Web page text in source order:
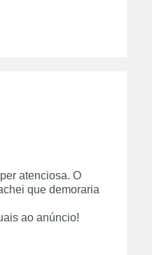
atenciosa. O
que demoraria
ao anúncio!